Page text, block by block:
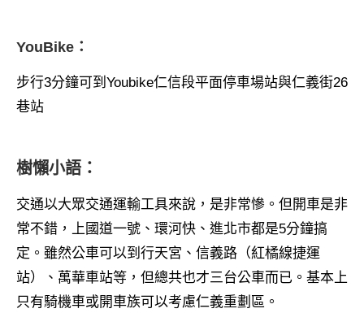
YouBike：
步行3分鐘可到Youbike仁信段平面停車場站與仁義街26
巷站
樹懶小語：
交通以大眾交通運輸工具來說，是非常慘。但開車是非
常不錯，上國道一號、環河快、進北市都是5分鐘搞
定。雖然公車可以到行天宮、信義路（紅橘線捷運
站）、萬華車站等，但總共也才三台公車而已。基本上
只有騎機車或開車族可以考慮仁義重劃區。